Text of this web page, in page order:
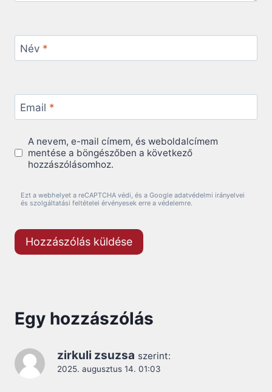
Név *
Email *
A nevem, e-mail címem, és weboldalcímem
mentése a böngészőben a következő
hozzászólásomhoz.
Ezt a webhelyet a reCAPTCHA védi, és a Google adatvédelmi irányelvei
és szolgáltatási feltételei érvényesek erre a védelemre.
Egy hozzászólás
zirkuli zsuzsa szerint:
2025. augusztus 14. 01:03